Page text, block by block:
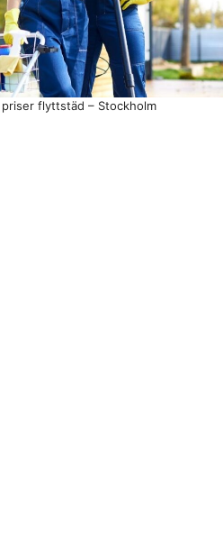
priser flyttstäd – Stockholm